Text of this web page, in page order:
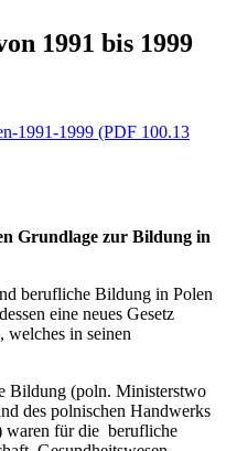
1991 bis 1999
1991-1999 (PDF 100.13
Grundlage zur Bildung in
berufliche Bildung in Polen
eine neues Gesetz
welches in seinen
Bildung (poln. Ministerstwo
des polnischen Handwerks
waren für die berufliche